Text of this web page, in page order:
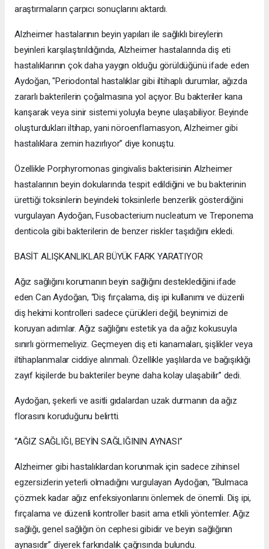
araştırmaların çarpıcı sonuçlarını aktardı.
Alzheimer hastalarının beyin yapıları ile sağlıklı bireylerin
beyinleri karşılaştırıldığında, Alzheimer hastalarında diş eti
hastalıklarının çok daha yaygın olduğu görüldüğünü ifade eden
Aydoğan, "Periodontal hastalıklar gibi iltihaplı durumlar, ağızda
zararlı bakterilerin çoğalmasına yol açıyor. Bu bakteriler kana
karışarak veya sinir sistemi yoluyla beyne ulaşabiliyor. Beyinde
oluşturdukları iltihap, yani nöroenflamasyon, Alzheimer gibi
hastalıklara zemin hazırlıyor” diye konuştu.
Özellikle Porphyromonas gingivalis bakterisinin Alzheimer
hastalarının beyin dokularında tespit edildiğini ve bu bakterinin
ürettiği toksinlerin beyindeki toksinlerle benzerlik gösterdiğini
vurgulayan Aydoğan, Fusobacterium nucleatum ve Treponema
denticola gibi bakterilerin de benzer riskler taşıdığını ekledi.
BASİT ALIŞKANLIKLAR BÜYÜK FARK YARATIYOR
Ağız sağlığını korumanın beyin sağlığını desteklediğini ifade
eden Can Aydoğan, “Diş fırçalama, diş ipi kullanımı ve düzenli
diş hekimi kontrolleri sadece çürükleri değil, beynimizi de
koruyan adımlar. Ağız sağlığını estetik ya da ağız kokusuyla
sınırlı görmemeliyiz. Geçmeyen diş eti kanamaları, şişlikler veya
iltihaplanmalar ciddiye alınmalı. Özellikle yaşlılarda ve bağışıklığı
zayıf kişilerde bu bakteriler beyne daha kolay ulaşabilir” dedi.
Aydoğan, şekerli ve asitli gıdalardan uzak durmanın da ağız
florasını koruduğunu belirtti.
“AĞIZ SAĞLIĞI, BEYİN SAĞLIĞININ AYNASI”
Alzheimer gibi hastalıklardan korunmak için sadece zihinsel
egzersizlerin yeterli olmadığını vurgulayan Aydoğan, “Bulmaca
çözmek kadar ağız enfeksiyonlarını önlemek de önemli. Diş ipi,
fırçalama ve düzenli kontroller basit ama etkili yöntemler. Ağız
sağlığı, genel sağlığın ön cephesi gibidir ve beyin sağlığının
aynasıdır” diyerek farkındalık çağrısında bulundu.